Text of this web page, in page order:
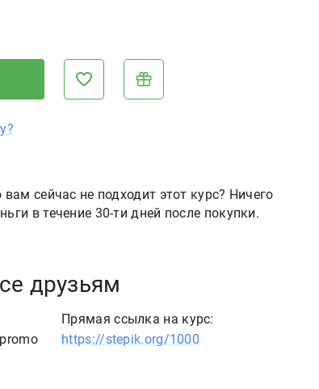
сейчас не подходит этот курс? Ничего
в течение 30-ти дней после покупки.
друзьям
Прямая ссылка на курс:
https://stepik.org/1000